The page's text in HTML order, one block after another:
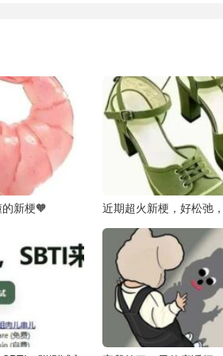
新梗🧡 近期超火新梗，好松弛